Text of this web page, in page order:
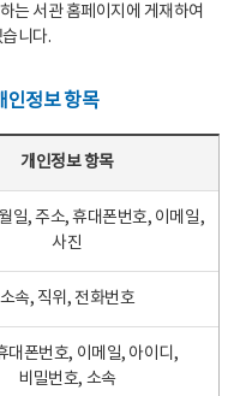
는 서관 홈페이지에 게재하여
니다.
인정보 항목
개인정보 항목
일, 주소, 휴대폰번호, 이메일,
사진
소속, 직위, 전화번호
대폰번호, 이메일, 아이디,
비밀번호, 소속